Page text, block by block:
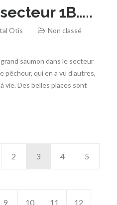
1B…..
Otis Non classé
grand saumon dans le secteur
pêcheur, qui en a vu d’autres,
vie. Des belles places sont
2 3 4 5
9 10 11 12